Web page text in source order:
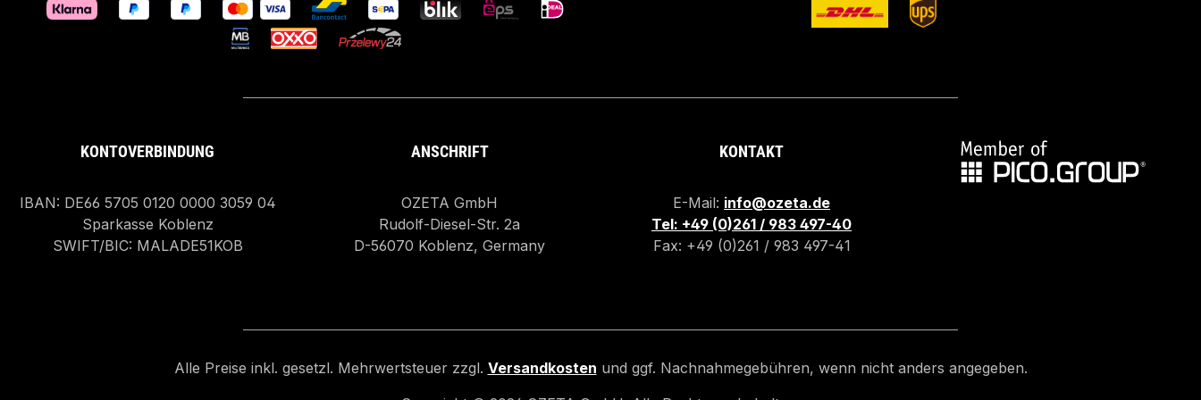
KONTOVERBINDUNG
IBAN: DE66 5705 0120 0000 3059 04
Sparkasse Koblenz
SWIFT/BIC: MALADE51KOB
ANSCHRIFT
OZETA GmbH
Rudolf-Diesel-Str. 2a
D-56070 Koblenz, Germany
KONTAKT
E-Mail: info@ozeta.de
Tel: +49 (0)261 / 983 497-40
Fax: +49 (0)261 / 983 497-41
Alle Preise inkl. gesetzl. Mehrwertsteuer zzgl. Versandkosten und ggf. Nachnahmegebühren, wenn nicht anders angegeben.